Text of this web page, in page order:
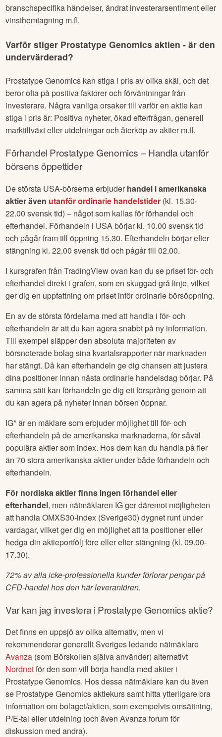
branschspecifika händelser, ändrat investerarsentiment eller
vinsthemtagning m.fl.
Varför stiger Prostatype Genomics aktien - är den
undervärderad?
Prostatype Genomics kan stiga i pris av olika skäl, och det
beror ofta på positiva faktorer och förväntningar från
investerare. Några vanliga orsaker till varför en aktie kan
stiga i pris är: Positiva nyheter, ökad efterfrågan, generell
marktillväxt eller utdelningar och återköp av aktier m.fl.
Förhandel Prostatype Genomics – Handla utanför
börsens öppettider
De största USA-börserna erbjuder handel i amerikanska
aktier även utanför ordinarie handelstider (kl. 15.30-
22.00 svensk tid) – något som kallas för förhandel och
efterhandel. Förhandeln i USA börjar kl. 10.00 svensk tid
och pågår fram till öppning 15.30. Efterhandeln börjar efter
stängning kl. 22.00 svensk tid och pågår till 02.00.
I kursgrafen från TradingView ovan kan du se priset för- och
efterhandel direkt i grafen, som en skuggad grå linje, vilket
ger dig en uppfattning om priset inför ordinarie börsöppning.
En av de största fördelarna med att handla i för- och
efterhandeln är att du kan agera snabbt på ny information.
Till exempel släpper den absoluta majoriteten av
börsnoterade bolag sina kvartalsrapporter när marknaden
har stängt. Då kan efterhandeln ge dig chansen att justera
dina positioner innan nästa ordinarie handelsdag börjar. På
samma sätt kan förhandeln ge dig ett försprång genom att
du kan agera på nyheter innan börsen öppnar.
IG* är en mäklare som erbjuder möjlighet till för- och
efterhandeln på de amerikanska marknaderna, för såväl
populära aktier som index. Hos dem kan du handla på fler
än 70 stora amerikanska aktier under både förhandeln och
efterhandeln.
För nordiska aktier finns ingen förhandel eller
efterhandel, men nätmäklaren IG ger däremot möjligheten
att handla OMXS30-index (Sverige30) dygnet runt under
vardagar, vilket ger dig en möjlighet att ta positioner eller
hedga din aktieportfölj före eller efter stängning (kl. 09.00-
17.30).
72% av alla icke-professionella kunder förlorar pengar på
CFD-handel hos den här leverantören.
Var kan jag investera iProstatype Genomicsaktie?
Det finns en uppsjö av olika alternativ, men vi
rekommenderar generellt Sveriges ledande nätmäklare
Avanza (som Börskollen själva använder) alternativt
Nordnetför den som vill börja handla med aktier i
Prostatype Genomics. Hos dessa nätmäklare kan du även
se Prostatype Genomicsaktiekurs samt hitta ytterligare bra
information om bolaget/aktien, som exempelvis omsättning,
P/E-tal eller utdelning (och även Avanza forum för
diskussion med andra).